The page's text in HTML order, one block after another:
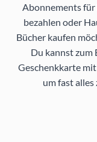
Abonnements
bezahlen oder
Bücher kaufen
Du kannst zum
Geschenkkarte
um fast